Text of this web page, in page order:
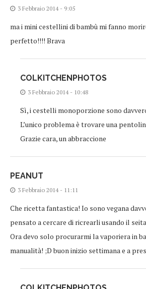
3 Febbraio 2014 - 9:05
ma i mini cestellini di bambù mi fanno
perfetto!!!! Brava
COLKITCHENPHOTOS
3 Febbraio 2014 - 10:48
Sì, i cestelli monoporzione sono
L’unico problema è trovare una
Grazie cara, un abbraccione
PEANUT
3 Febbraio 2014 - 11:11
Che ricetta fantastica! Io sono vegana
pensato a cercare di ricrearli usando il
Ora devo solo procurarmi la vaporiera in
manualità! ;D buon inizio settimana e a